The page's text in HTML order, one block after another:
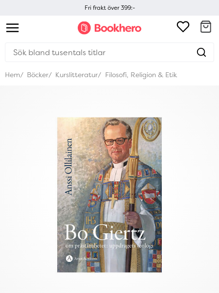
Fri frakt över 399:-
Hem Böcker Kurslitteratur Filosofi, Religion & Etik